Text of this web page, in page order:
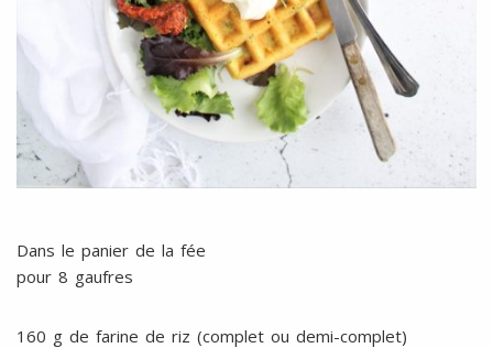
Dans le panier de la fée
pour 8 gaufres
160 g de farine de riz (complet ou demi-complet)